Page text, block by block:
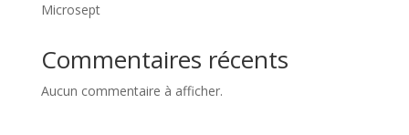
Microsept
Commentaires récents
Aucun commentaire à afficher.